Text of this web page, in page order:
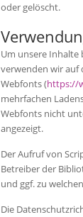
oder gelöscht.
Um unsere
verwenden wir auf
Webfonts (https://
mehrfachen
Webfonts nicht
angezeigt.
Der Aufruf von
Betreiber der
und ggf. zu
Die